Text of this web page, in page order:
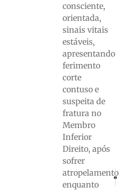
consciente,
orientada,
sinais vitais
estáveis,
apresentando
ferimento
corte
contuso e
suspeita de
fratura no
Membro
Inferior
Direito, após
sofrer
atropelamento
enquanto
PRÓXIMO